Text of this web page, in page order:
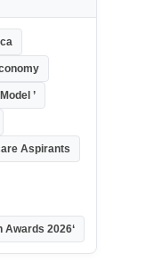
’
Aspirants
Awards 2026‘